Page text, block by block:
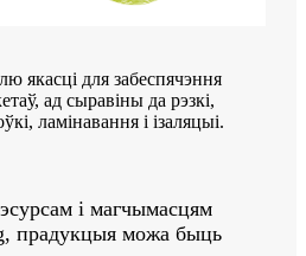
якасці для забеспячэння
ад сыравіны да рэзкі,
ламінавання і ізаляцыі.
і магчымасцям
прадукцыя можа быць